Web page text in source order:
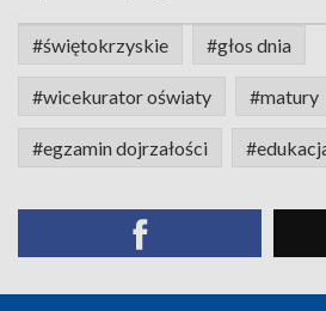
#świętokrzyskie #głos dnia
#wicekurator oświaty #matury
#egzamin dojrzałości